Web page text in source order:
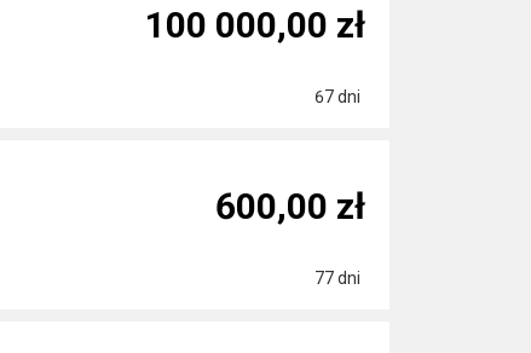
67 dni
100 000,00 zł
77 dni
600,00 zł